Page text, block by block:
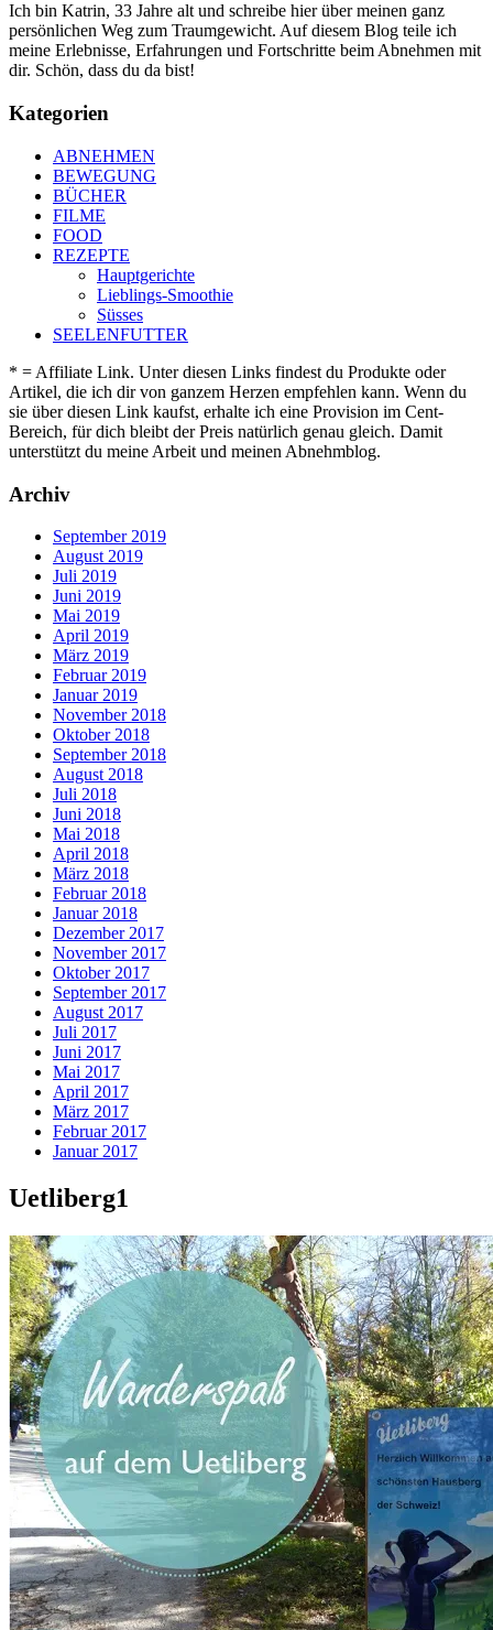
Ich bin Katrin, 33 Jahre alt und schreibe hier über meinen ganz
persönlichen Weg zum Traumgewicht. Auf diesem Blog teile ich
meine Erlebnisse, Erfahrungen und Fortschritte beim Abnehmen mit
dir. Schön, dass du da bist!
Kategorien
ABNEHMEN
BEWEGUNG
BÜCHER
FILME
FOOD
REZEPTE
Hauptgerichte
Lieblings-Smoothie
Süsses
SEELENFUTTER
* = Affiliate Link. Unter diesen Links findest du Produkte oder
Artikel, die ich dir von ganzem Herzen empfehlen kann. Wenn du
sie über diesen Link kaufst, erhalte ich eine Provision im Cent-
Bereich, für dich bleibt der Preis natürlich genau gleich. Damit
unterstützt du meine Arbeit und meinen Abnehmblog.
Archiv
September 2019
August 2019
Juli 2019
Juni 2019
Mai 2019
April 2019
März 2019
Februar 2019
Januar 2019
November 2018
Oktober 2018
September 2018
August 2018
Juli 2018
Juni 2018
Mai 2018
April 2018
März 2018
Februar 2018
Januar 2018
Dezember 2017
November 2017
Oktober 2017
September 2017
August 2017
Juli 2017
Juni 2017
Mai 2017
April 2017
März 2017
Februar 2017
Januar 2017
Uetliberg1